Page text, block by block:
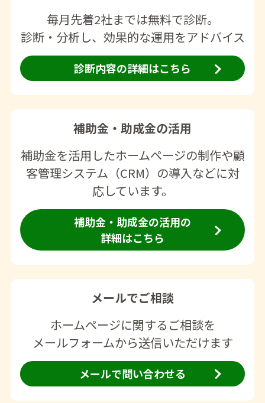
毎月先着2社までは無料で診断。
診断・分析し、効果的な運用をアドバイス
診断内容の詳細はこちら
補助金・助成金の活用
補助金を活用したホームページの制作や顧
客管理システム（CRM）の導入などに対
応しています。
補助金・助成金の活用の
詳細はこちら
メールでご相談
ホームページに関するご相談を
メールフォームから送信いただけます
メールで問い合わせる